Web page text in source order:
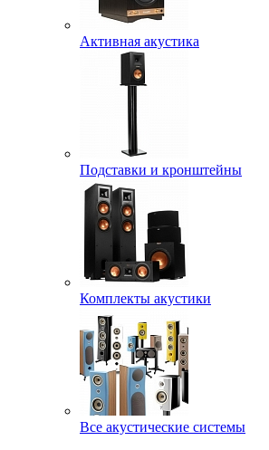
Активная акустика
Подставки и кронштейны
Комплекты акустики
Все акустические системы